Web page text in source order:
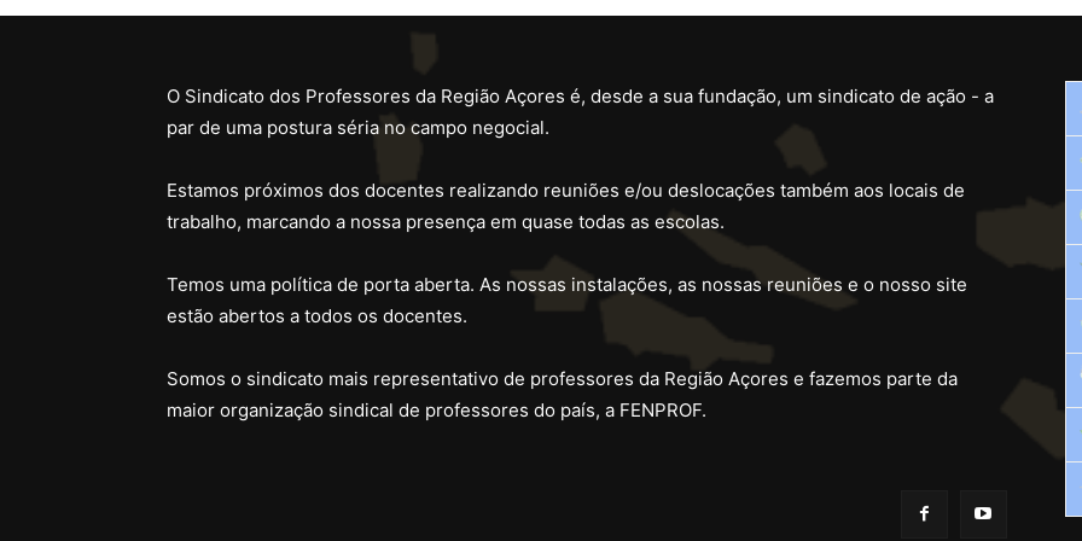
O Sindicato dos Professores da Região Açores é, desde a sua fundação, um sindicato de ação - a
par de uma postura séria no campo negocial.
Estamos próximos dos docentes realizando reuniões e/ou deslocações também aos locais de
trabalho, marcando a nossa presença em quase todas as escolas.
Temos uma política de porta aberta. As nossas instalações, as nossas reuniões e o nosso site
estão abertos a todos os docentes.
Somos o sindicato mais representativo de professores da Região Açores e fazemos parte da
maior organização sindical de professores do país, a FENPROF.